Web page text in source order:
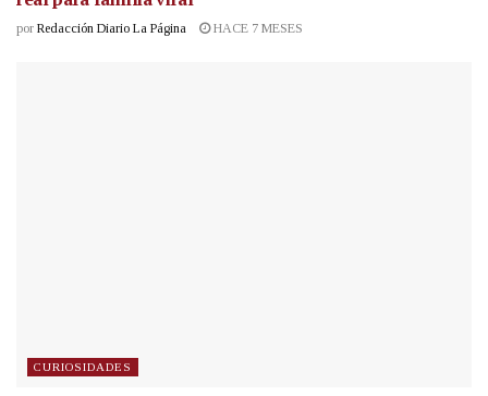
por Redacción Diario La Página HACE 7 MESES
CURIOSIDADES